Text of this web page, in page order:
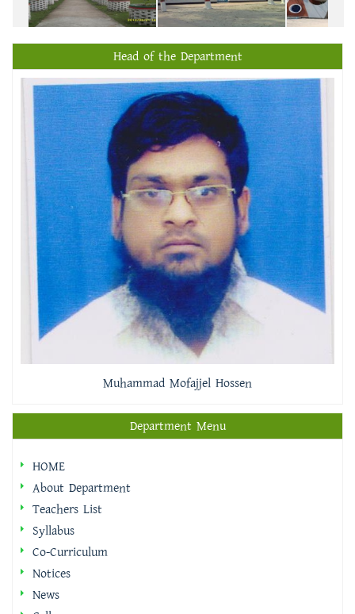
Head of the Department
Muhammad Mofajjel Hossen
Department Menu
HOME
About Department
Teachers List
Syllabus
Co-Curriculum
Notices
News